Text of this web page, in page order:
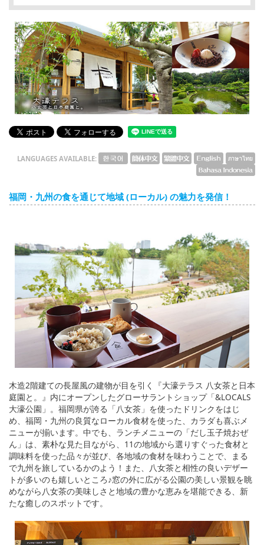
LANGUAGES AVAILABLE:
福岡・九州の食を通じて地域 (ローカル) の魅力を発信！
木造2階建ての長屋風の建物が目を引く『大濠テラス 八女茶と日本
庭園と。』内にオープンしたグローサラントショップ「&LOCALS
大濠公園」。福岡県が誇る「八女茶」を使ったドリンクをはじ
め、福岡・九州の良質なローカル食材を使った、カラダも喜ぶメ
ニューが揃います。中でも、ランチメニューの「だし玉子焼おぜ
ん」は、素朴な見た目ながら、11の地域から選りすぐった食材と
調味料を使った品々が並び、各地域の食材を味わうことで、まる
で九州を旅しているかのよう！また、八女茶と相性の良いデザー
トが多いのも嬉しいところ♪窓の外に広がる公園の美しい景観を眺
めながら八女茶の美味しさと地域の豊かな恵みを堪能できる、新
たな癒しのスポットです。